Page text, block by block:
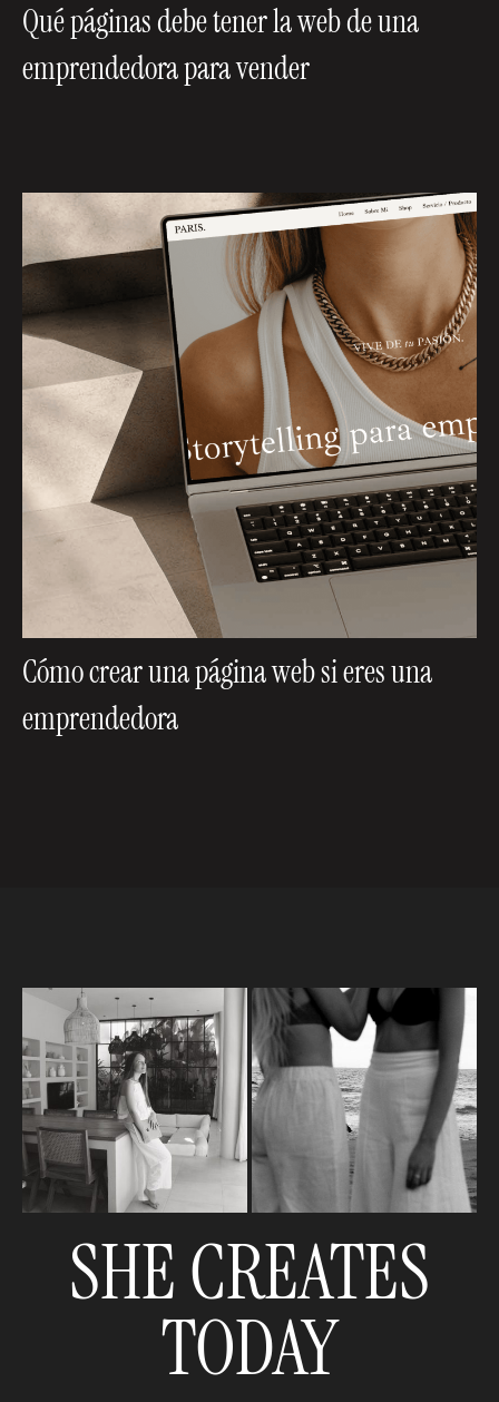
Qué páginas debe tener la web de una
emprendedora para vender
Cómo crear una página web si eres una
emprendedora
SHE CREATES
TODAY